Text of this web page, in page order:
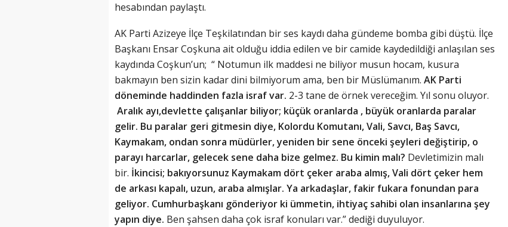
hesabından paylaştı.
AK Parti Azizeye İlçe Teşkilatından bir ses kaydı daha gündeme bomba gibi düştü. İlçe
Başkanı Ensar Coşkuna ait olduğu iddia edilen ve bir camide kaydedildiği anlaşılan ses
kaydında Coşkun’un; “ Notumun ilk maddesi ne biliyor musun hocam, kusura
bakmayın ben sizin kadar dini bilmiyorum ama, ben bir Müslümanım. AK Parti
döneminde haddinden fazla israf var. 2-3 tane de örnek vereceğim. Yıl sonu oluyor.
Aralık ayı,devlette çalışanlar biliyor; küçük oranlarda , büyük oranlarda paralar
gelir. Bu paralar geri gitmesin diye, Kolordu Komutanı, Vali, Savcı, Baş Savcı,
Kaymakam, ondan sonra müdürler, yeniden bir sene önceki şeyleri değiştirip, o
parayı harcarlar, gelecek sene daha bize gelmez. Bu kimin malı? Devletimizin malı
bir. İkincisi; bakıyorsunuz Kaymakam dört çeker araba almış, Vali dört çeker hem
de arkası kapalı, uzun, araba almışlar. Ya arkadaşlar, fakir fukara fonundan para
geliyor. Cumhurbaşkanı gönderiyor ki ümmetin, ihtiyaç sahibi olan insanlarına şey
yapın diye. Ben şahsen daha çok israf konuları var.” dediği duyuluyor.
(20 Şubat - 20 Mart)
Balık Burcunun 09.08.2026 Günlük Yorumu
(21 Mart - 20 Nisan)
Koç Burcunun 09.08.2026 Günlük Yorumu